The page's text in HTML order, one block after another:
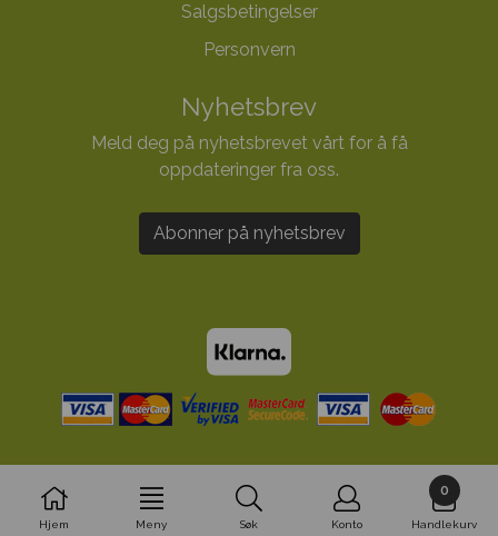
Hjem Meny Søk Konto
0
Handlekurv
Salgsbetingelser
Personvern
Nyhetsbrev
Meld deg på nyhetsbrevet vårt for å få
oppdateringer fra oss.
Abonner på nyhetsbrev